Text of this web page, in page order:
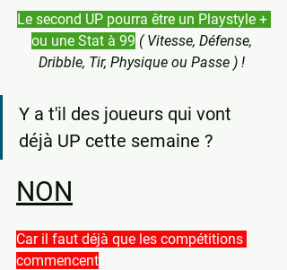
Le second UP pourra être un Playstyle +
ou une Stat à 99 ( Vitesse, Défense,
Dribble, Tir, Physique ou Passe ) !
Y a t'il des joueurs qui vont
déjà UP cette semaine ?
NON
Car il faut déjà que les compétitions
commencent